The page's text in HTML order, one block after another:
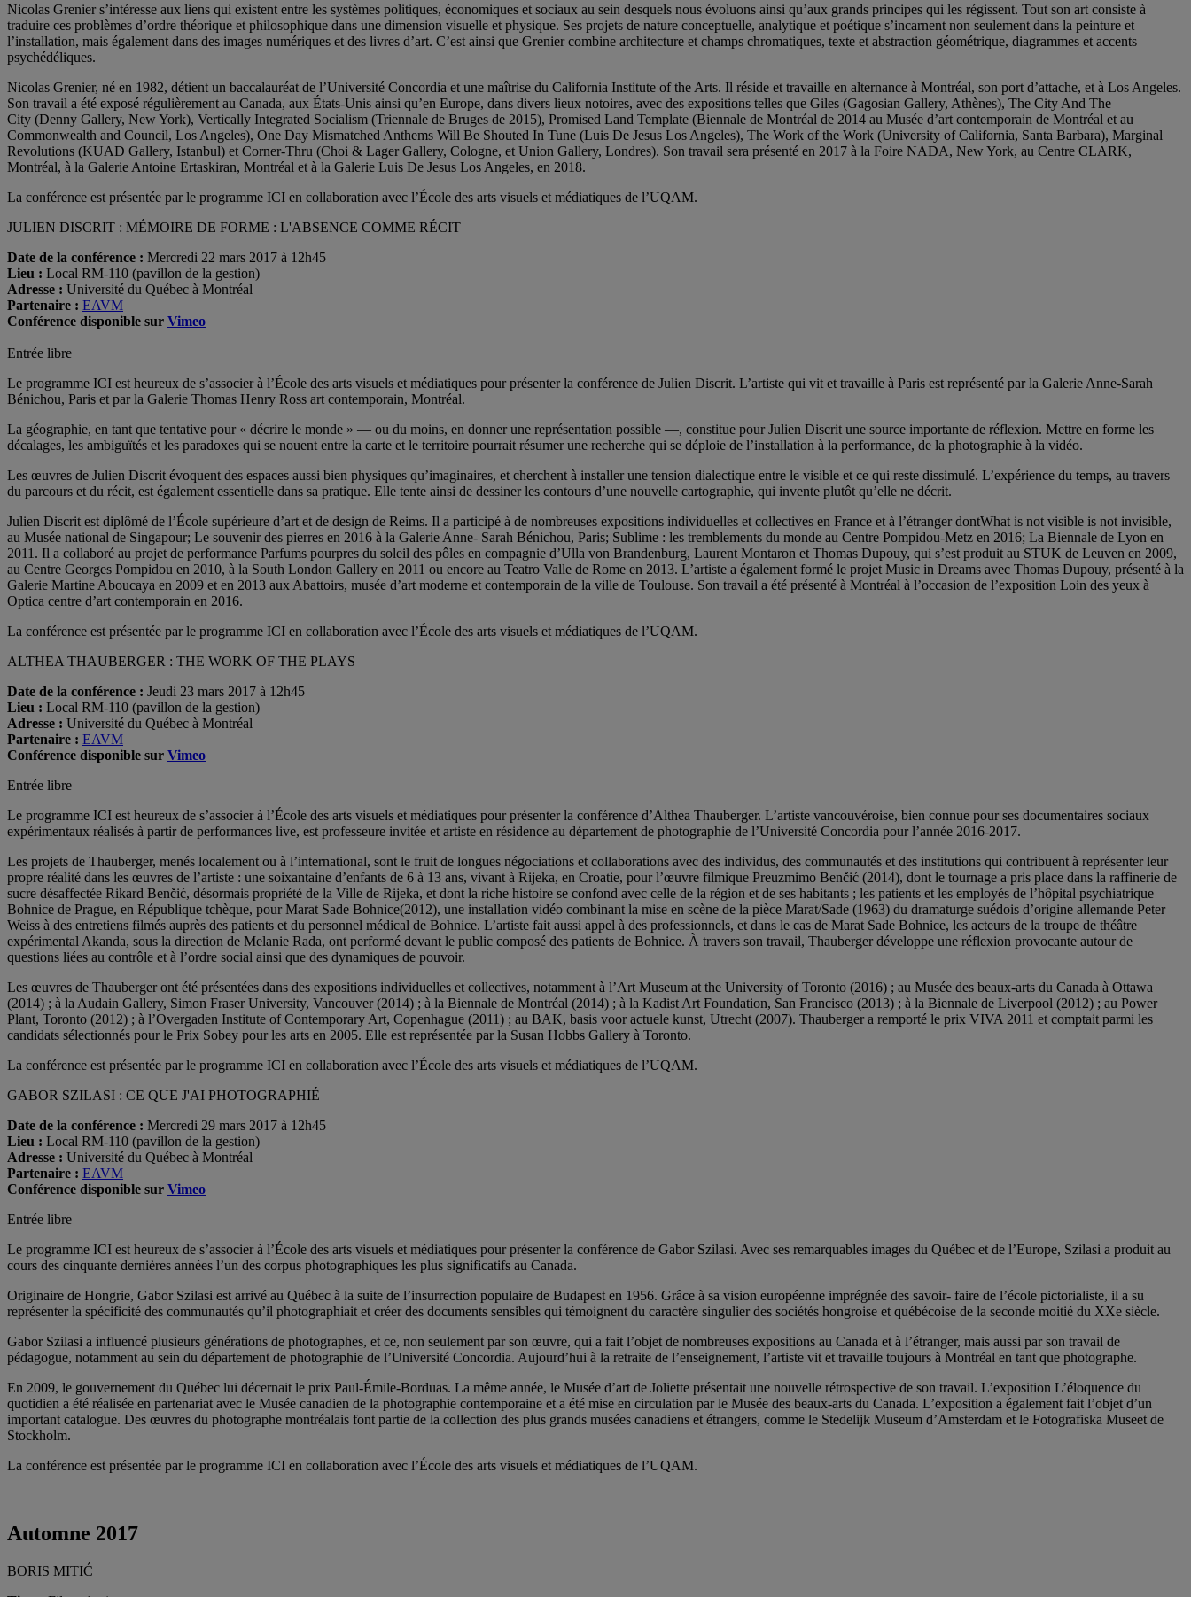
Nicolas Grenier s’intéresse aux liens qui existent entre les systèmes politiques, économiques et sociaux au sein desquels nous évoluons ainsi qu’aux grands principes qui les régissent. Tout son art consiste à
traduire ces problèmes d’ordre théorique et philosophique dans une dimension visuelle et physique. Ses projets de nature conceptuelle, analytique et poétique s’incarnent non seulement dans la peinture et
l’installation, mais également dans des images numériques et des livres d’art. C’est ainsi que Grenier combine architecture et champs chromatiques, texte et abstraction géométrique, diagrammes et accents
psychédéliques.
Nicolas Grenier, né en 1982, détient un baccalauréat de l’Université Concordia et une maîtrise du California Institute of the Arts. Il réside et travaille en alternance à Montréal, son port d’attache, et à Los Angeles.
Son travail a été exposé régulièrement au Canada, aux États-Unis ainsi qu’en Europe, dans divers lieux notoires, avec des expositions telles que Giles (Gagosian Gallery, Athènes), The City And The
City (Denny Gallery, New York), Vertically Integrated Socialism (Triennale de Bruges de 2015), Promised Land Template (Biennale de Montréal de 2014 au Musée d’art contemporain de Montréal et au
Commonwealth and Council, Los Angeles), One Day Mismatched Anthems Will Be Shouted In Tune (Luis De Jesus Los Angeles), The Work of the Work (University of California, Santa Barbara), Marginal
Revolutions (KUAD Gallery, Istanbul) et Corner-Thru (Choi & Lager Gallery, Cologne, et Union Gallery, Londres). Son travail sera présenté en 2017 à la Foire NADA, New York, au Centre CLARK,
Montréal, à la Galerie Antoine Ertaskiran, Montréal et à la Galerie Luis De Jesus Los Angeles, en 2018.
La conférence est présentée par le programme ICI en collaboration avec l’École des arts visuels et médiatiques de l’UQAM.
JULIEN DISCRIT : MÉMOIRE DE FORME : L'ABSENCE COMME RÉCIT
Date de la conférence : Mercredi 22 mars 2017 à 12h45
Lieu : Local RM-110 (pavillon de la gestion)
Adresse : Université du Québec à Montréal
Partenaire : EAVM
Conférence disponible sur Vimeo
Entrée libre
Le programme ICI est heureux de s’associer à l’École des arts visuels et médiatiques pour présenter la conférence de Julien Discrit. L’artiste qui vit et travaille à Paris est représenté par la Galerie Anne-Sarah
Bénichou, Paris et par la Galerie Thomas Henry Ross art contemporain, Montréal.
La géographie, en tant que tentative pour « décrire le monde » — ou du moins, en donner une représentation possible —, constitue pour Julien Discrit une source importante de réflexion. Mettre en forme les
décalages, les ambiguïtés et les paradoxes qui se nouent entre la carte et le territoire pourrait résumer une recherche qui se déploie de l’installation à la performance, de la photographie à la vidéo.
Les œuvres de Julien Discrit évoquent des espaces aussi bien physiques qu’imaginaires, et cherchent à installer une tension dialectique entre le visible et ce qui reste dissimulé. L’expérience du temps, au travers
du parcours et du récit, est également essentielle dans sa pratique. Elle tente ainsi de dessiner les contours d’une nouvelle cartographie, qui invente plutôt qu’elle ne décrit.
Julien Discrit est diplômé de l’École supérieure d’art et de design de Reims. Il a participé à de nombreuses expositions individuelles et collectives en France et à l’étranger dontWhat is not visible is not invisible,
au Musée national de Singapour; Le souvenir des pierres en 2016 à la Galerie Anne- Sarah Bénichou, Paris; Sublime : les tremblements du monde au Centre Pompidou-Metz en 2016; La Biennale de Lyon en
2011. Il a collaboré au projet de performance Parfums pourpres du soleil des pôles en compagnie d’Ulla von Brandenburg, Laurent Montaron et Thomas Dupouy, qui s’est produit au STUK de Leuven en 2009,
au Centre Georges Pompidou en 2010, à la South London Gallery en 2011 ou encore au Teatro Valle de Rome en 2013. L’artiste a également formé le projet Music in Dreams avec Thomas Dupouy, présenté à la
Galerie Martine Aboucaya en 2009 et en 2013 aux Abattoirs, musée d’art moderne et contemporain de la ville de Toulouse. Son travail a été présenté à Montréal à l’occasion de l’exposition Loin des yeux à
Optica centre d’art contemporain en 2016.
La conférence est présentée par le programme ICI en collaboration avec l’École des arts visuels et médiatiques de l’UQAM.
ALTHEA THAUBERGER : THE WORK OF THE PLAYS
Date de la conférence : Jeudi 23 mars 2017 à 12h45
Lieu : Local RM-110 (pavillon de la gestion)
Adresse : Université du Québec à Montréal
Partenaire : EAVM
Conférence disponible sur Vimeo
Entrée libre
Le programme ICI est heureux de s’associer à l’École des arts visuels et médiatiques pour présenter la conférence d’Althea Thauberger. L’artiste vancouvéroise, bien connue pour ses documentaires sociaux
expérimentaux réalisés à partir de performances live, est professeure invitée et artiste en résidence au département de photographie de l’Université Concordia pour l’année 2016-2017.
Les projets de Thauberger, menés localement ou à l’international, sont le fruit de longues négociations et collaborations avec des individus, des communautés et des institutions qui contribuent à représenter leur
propre réalité dans les œuvres de l’artiste : une soixantaine d’enfants de 6 à 13 ans, vivant à Rijeka, en Croatie, pour l’œuvre filmique Preuzmimo Benčić (2014), dont le tournage a pris place dans la raffinerie de
sucre désaffectée Rikard Benčić, désormais propriété de la Ville de Rijeka, et dont la riche histoire se confond avec celle de la région et de ses habitants ; les patients et les employés de l’hôpital psychiatrique
Bohnice de Prague, en République tchèque, pour Marat Sade Bohnice(2012), une installation vidéo combinant la mise en scène de la pièce Marat/Sade (1963) du dramaturge suédois d’origine allemande Peter
Weiss à des entretiens filmés auprès des patients et du personnel médical de Bohnice. L’artiste fait aussi appel à des professionnels, et dans le cas de Marat Sade Bohnice, les acteurs de la troupe de théâtre
expérimental Akanda, sous la direction de Melanie Rada, ont performé devant le public composé des patients de Bohnice. À travers son travail, Thauberger développe une réflexion provocante autour de
questions liées au contrôle et à l’ordre social ainsi que des dynamiques de pouvoir.
Les œuvres de Thauberger ont été présentées dans des expositions individuelles et collectives, notamment à l’Art Museum at the University of Toronto (2016) ; au Musée des beaux-arts du Canada à Ottawa
(2014) ; à la Audain Gallery, Simon Fraser University, Vancouver (2014) ; à la Biennale de Montréal (2014) ; à la Kadist Art Foundation, San Francisco (2013) ; à la Biennale de Liverpool (2012) ; au Power
Plant, Toronto (2012) ; à l’Overgaden Institute of Contemporary Art, Copenhague (2011) ; au BAK, basis voor actuele kunst, Utrecht (2007). Thauberger a remporté le prix VIVA 2011 et comptait parmi les
candidats sélectionnés pour le Prix Sobey pour les arts en 2005. Elle est représentée par la Susan Hobbs Gallery à Toronto.
La conférence est présentée par le programme ICI en collaboration avec l’École des arts visuels et médiatiques de l’UQAM.
GABOR SZILASI : CE QUE J'AI PHOTOGRAPHIÉ
Date de la conférence : Mercredi 29 mars 2017 à 12h45
Lieu : Local RM-110 (pavillon de la gestion)
Adresse : Université du Québec à Montréal
Partenaire : EAVM
Conférence disponible sur Vimeo
Entrée libre
Le programme ICI est heureux de s’associer à l’École des arts visuels et médiatiques pour présenter la conférence de Gabor Szilasi. Avec ses remarquables images du Québec et de l’Europe, Szilasi a produit au
cours des cinquante dernières années l’un des corpus photographiques les plus significatifs au Canada.
Originaire de Hongrie, Gabor Szilasi est arrivé au Québec à la suite de l’insurrection populaire de Budapest en 1956. Grâce à sa vision européenne imprégnée des savoir- faire de l’école pictorialiste, il a su
représenter la spécificité des communautés qu’il photographiait et créer des documents sensibles qui témoignent du caractère singulier des sociétés hongroise et québécoise de la seconde moitié du XXe siècle.
Gabor Szilasi a influencé plusieurs générations de photographes, et ce, non seulement par son œuvre, qui a fait l’objet de nombreuses expositions au Canada et à l’étranger, mais aussi par son travail de
pédagogue, notamment au sein du département de photographie de l’Université Concordia. Aujourd’hui à la retraite de l’enseignement, l’artiste vit et travaille toujours à Montréal en tant que photographe.
En 2009, le gouvernement du Québec lui décernait le prix Paul-Émile-Borduas. La même année, le Musée d’art de Joliette présentait une nouvelle rétrospective de son travail. L’exposition L’éloquence du
quotidien a été réalisée en partenariat avec le Musée canadien de la photographie contemporaine et a été mise en circulation par le Musée des beaux-arts du Canada. L’exposition a également fait l’objet d’un
important catalogue. Des œuvres du photographe montréalais font partie de la collection des plus grands musées canadiens et étrangers, comme le Stedelijk Museum d’Amsterdam et le Fotografiska Museet de
Stockholm.
La conférence est présentée par le programme ICI en collaboration avec l’École des arts visuels et médiatiques de l’UQAM.
Automne 2017
BORIS MITIĆ